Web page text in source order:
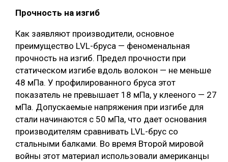
Прочность на изгиб
Как заявляют производители, основное
преимущество LVL-бруса — феноменальная
прочность на изгиб. Предел прочности при
статическом изгибе вдоль волокон — не меньше
48 мПа. У профилированного бруса этот
показатель не превышает 18 мПа, у клееного — 27
мПа. Допускаемые напряжения при изгибе для
стали начинаются с 50 мПа, что дает основания
производителям сравнивать LVL-брус со
стальными балками. Во время Второй мировой
войны этот материал использовали американцы